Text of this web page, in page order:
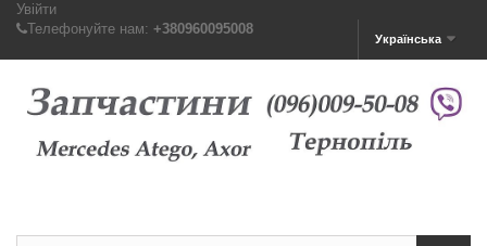
Увійти
Українська
Телефонуйте нам: +380960095008